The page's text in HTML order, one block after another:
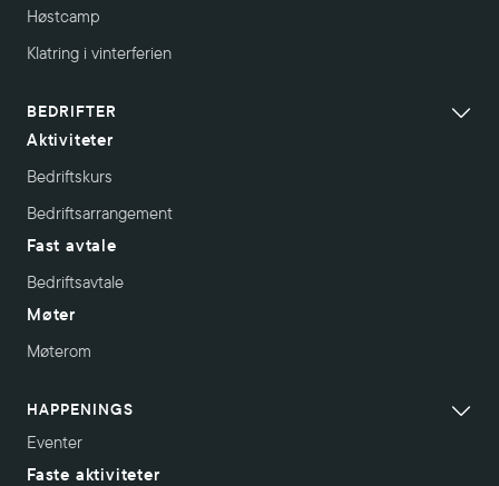
Høstcamp
Klatring i vinterferien
BEDRIFTER
Aktiviteter
Bedriftskurs
Bedriftsarrangement
Fast avtale
Bedriftsavtale
Møter
Møterom
HAPPENINGS
Eventer
Faste aktiviteter